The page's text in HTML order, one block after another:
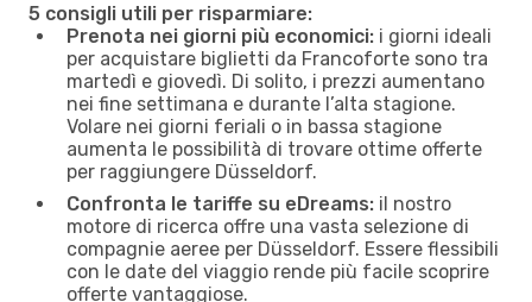
5 consigli utili per risparmiare:
Prenota nei giorni più economici: i giorni ideali
per acquistare biglietti da Francoforte sono tra
martedì e giovedì. Di solito, i prezzi aumentano
nei fine settimana e durante l’alta stagione.
Volare nei giorni feriali o in bassa stagione
aumenta le possibilità di trovare ottime offerte
per raggiungere Düsseldorf.
Confronta le tariffe su eDreams: il nostro
motore di ricerca offre una vasta selezione di
compagnie aeree per Düsseldorf. Essere flessibili
con le date del viaggio rende più facile scoprire
offerte vantaggiose.